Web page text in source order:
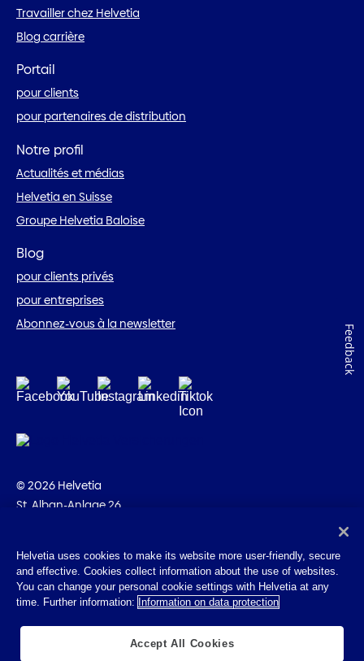
Travailler chez Helvetia
Blog carrière
Portail
pour clients
pour partenaires de distribution
Notre profil
Actualités et médias
Helvetia en Suisse
Groupe Helvetia Baloise
Blog
pour clients privés
pour entreprises
Abonnez-vous à la newsletter
© 2026 Helvetia
St. Alban-Anlage 26
Impressum
Indications juridiques
Helvetia uses cookies to make its website more user-friendly, secure
and effective. Cookies collect information about the use of websites.
You can change your personal cookie settings with Helvetia at any
time. Further information: Information on data protection
Accept All Cookies
Feedback